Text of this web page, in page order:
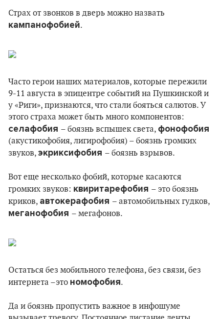
Страх от звонков в дверь можно назвать
кампанофобией.
Часто герои наших материалов, которые пережили
9-11 августа в эпицентре событий на Пушкинской и
у «Риги», признаются, что стали бояться салютов. У
этого страха может быть много компонентов:
селафобия – боязнь вспышек света, фонофобия
(акустикофобия, лигирофобия) – боязнь громких
звуков, экриксифобия – боязнь взрывов.
Вот еще несколько фобий, которые касаются
громких звуков: квиритарефобия – это боязнь
криков, автокерафобия – автомобильных гудков,
меганофобия – мегафонов.
Остаться без мобильного телефона, без связи, без
интернета –это номофобия.
Да и боязнь пропустить важное в инфошуме